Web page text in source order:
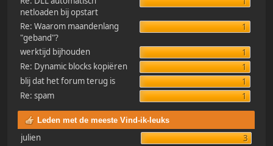
netloaden bij opstart
Re: Waarom maandenlang
"geband"?
1
werktijd bijhouden
1
Re: Dynamic blocks kopiëren
1
blij dat het forum terug is
1
Re: spam
1
Leden met de meeste Vind-ik-leuks
julien
3